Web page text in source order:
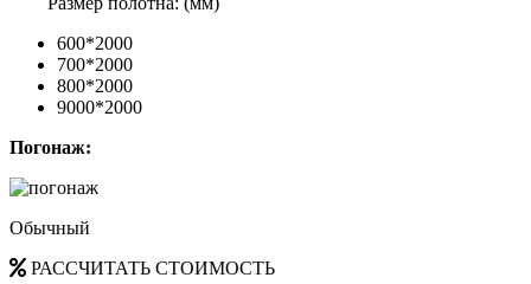
600*2000
700*2000
800*2000
9000*2000
Погонаж:
Обычный
РАССЧИТАТЬ СТОИМОСТЬ